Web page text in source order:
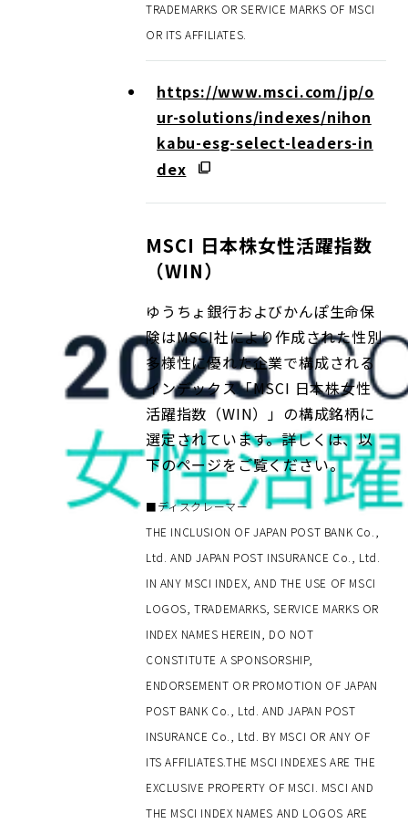
TRADEMARKS OR SERVICE MARKS OF MSCI
OR ITS AFFILIATES.
https://www.msci.com/jp/o
ur-solutions/indexes/nihon
kabu-esg-select-leaders-in
dex
MSCI 日本株女性活躍指数
（WIN）
ゆうちょ銀行およびかんぽ生命保
険はMSCI社により作成された性別
多様性に優れた企業で構成される
インデックス「MSCI 日本株女性
活躍指数（WIN）」の構成銘柄に
選定されています。詳しくは、以
下のページをご覧ください。
■ディスクレーマー
THE INCLUSION OF JAPAN POST BANK Co.,
Ltd. AND JAPAN POST INSURANCE Co., Ltd.
IN ANY MSCI INDEX, AND THE USE OF MSCI
LOGOS, TRADEMARKS, SERVICE MARKS OR
INDEX NAMES HEREIN, DO NOT
CONSTITUTE A SPONSORSHIP,
ENDORSEMENT OR PROMOTION OF JAPAN
POST BANK Co., Ltd. AND JAPAN POST
INSURANCE Co., Ltd. BY MSCI OR ANY OF
ITS AFFILIATES.THE MSCI INDEXES ARE THE
EXCLUSIVE PROPERTY OF MSCI. MSCI AND
THE MSCI INDEX NAMES AND LOGOS ARE